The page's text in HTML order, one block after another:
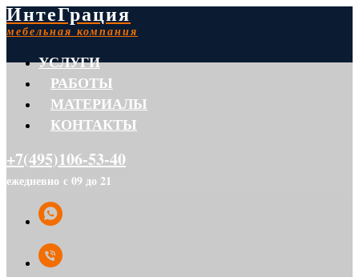
ИнтеГрация
мебельная компания
УСЛУГИ
РАБОТЫ
МАТЕРИАЛЫ
КОНТАКТЫ
+7(495)106-53-40
ежедневно с 09 до 21